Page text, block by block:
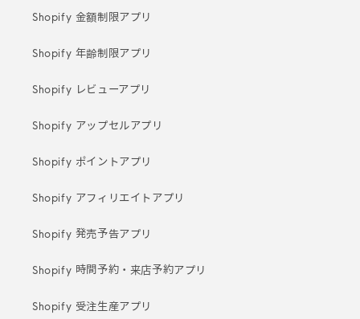
Shopify 金額制限アプリ
Shopify 年齢制限アプリ
Shopify レビューアプリ
Shopify アップセルアプリ
Shopify ポイントアプリ
Shopify アフィリエイトアプリ
Shopify 発売予告アプリ
Shopify 時間予約・来店予約アプリ
Shopify 受注生産アプリ